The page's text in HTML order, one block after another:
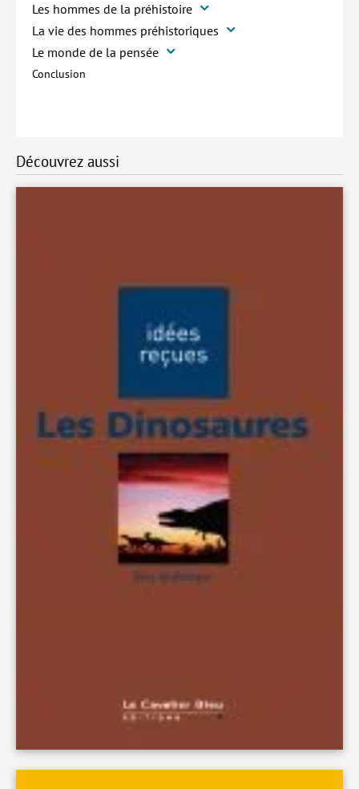
Les hommes de la préhistoire
La vie des hommes préhistoriques
Le monde de la pensée
Conclusion
Découvrez aussi